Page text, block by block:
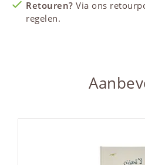
Retouren? Via ons
regelen.